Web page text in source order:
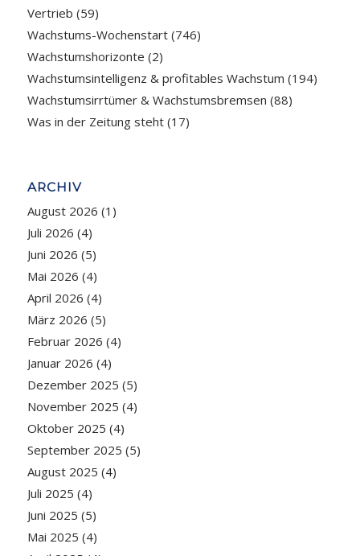
Vertrieb (59)
Wachstums-Wochenstart(746)
Wachstumshorizonte (2)
Wachstumsintelligenz & profitables Wachstum (194)
Wachstumsirrtümer & Wachstumsbremsen (88)
Was in der Zeitung steht(17)
ARCHIV
August 2026 (1)
Juli 2026 (4)
Juni 2026 (5)
Mai 2026 (4)
April 2026 (4)
März 2026 (5)
Februar 2026 (4)
Januar 2026 (4)
Dezember 2025 (5)
November 2025 (4)
Oktober 2025 (4)
September 2025 (5)
August 2025 (4)
Juli 2025 (4)
Juni 2025 (5)
Mai 2025 (4)